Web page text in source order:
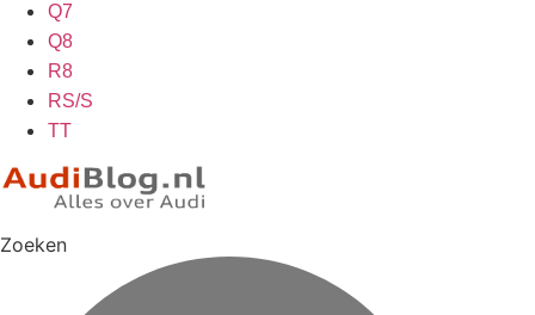
Q7
Q8
R8
RS/S
TT
Zoeken